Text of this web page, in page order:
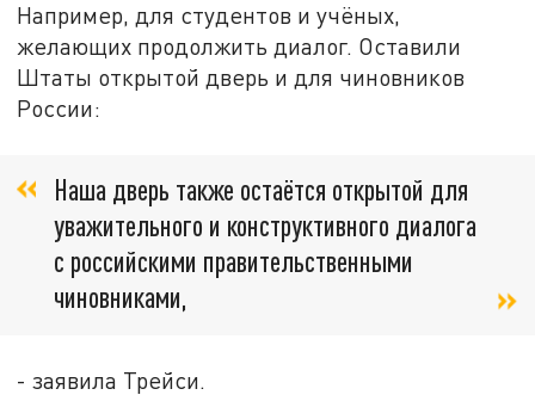
Например, для студентов и учёных,
желающих продолжить диалог. Оставили
Штаты открытой дверь и для чиновников
России:
Наша дверь также остаётся открытой для
уважительного и конструктивного диалога
с российскими правительственными
чиновниками,
- заявила Трейси.